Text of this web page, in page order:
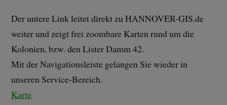
Der untere Link leitet direkt zu HANNOVER-GIS.de
weiter und zeigt frei zoombare Karten rund um die
Kolonien, bzw. den Lister Damm 42.
Mit der Navigationsleiste gelangen Sie wieder in
unseren Service-Bereich.
Karte